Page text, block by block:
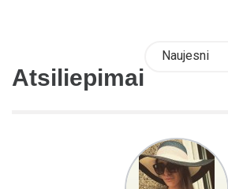
Atsiliepimai
Naujesni